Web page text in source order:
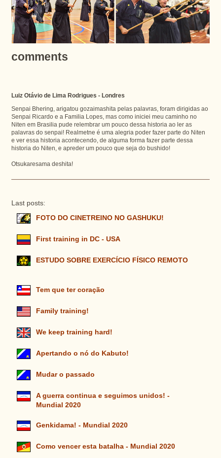
comments
Luiz Otávio de Lima Rodrigues - Londres
Senpai Bhering, arigatou gozaimashita pelas palavras, foram dirigidas ao
Senpai Ricardo e a Familia Lopes, mas como iniciei meu caminho no
Niten em Brasilia pude relembrar um pouco dessa historia ao ler as
palavras do senpai! Realmetne é uma alegria poder fazer parte do Niten
e ver essa historia acontecendo, de alguma forma fazer parte dessa
historia do Niten, e apreder um pouco que seja do bushido!
Otsukaresama deshita!
Last posts:
FOTO DO CINETREINO NO GASHUKU!
First training in DC - USA
ESTUDO SOBRE EXERCÍCIO FÍSICO REMOTO
Tem que ter coração
Family training!
We keep training hard!
Apertando o nó do Kabuto!
Mudar o passado
A guerra continua e seguimos unidos! -
Mundial 2020
Genkidama! - Mundial 2020
Como vencer esta batalha - Mundial 2020